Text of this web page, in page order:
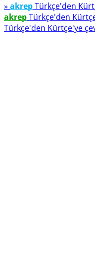
» akrepTürkçe'den
akrepTürkçe'den
Türkçe'den Kürtçe'ye